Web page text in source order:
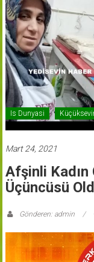
Portalı
Is Dunyasi
Mart 24, 2021
Afşinli
Üçüncüsü
Gönderen: admin